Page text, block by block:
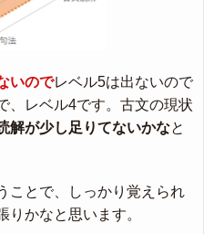
いのでレベル5は出ないので
、レベル4です。古文の現状
解が少し足りてないかなと
ことで、しっかり覚えられ
かなと思います。